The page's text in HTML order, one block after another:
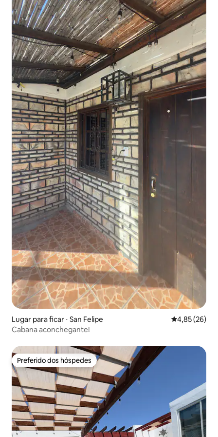
Lugar para ficar ⋅ San Felipe 4,85 de uma
4,85 (26)
Cabana aconchegante!
Preferido dos hóspedes
Preferido dos hóspedes